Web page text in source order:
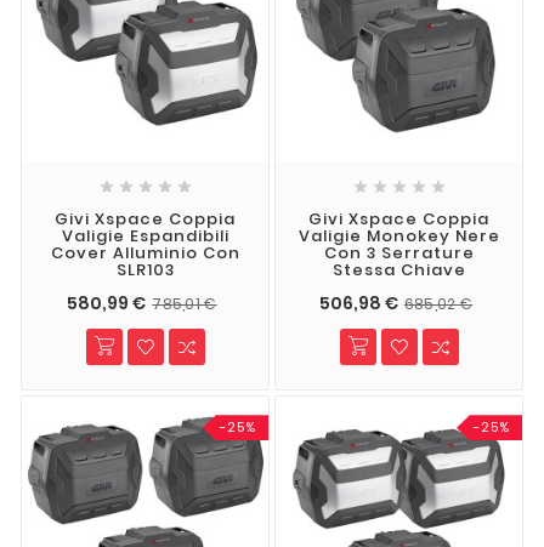
    
Givi Xspace Coppia
Valigie Espandibili
Cover Alluminio Con
SLR103
580,99 € 785,01 €
    
Givi Xspace Coppia
Valigie Monokey Nere
Con 3 Serrature
Stessa Chiave
506,98 € 685,02 €
-25% -25%